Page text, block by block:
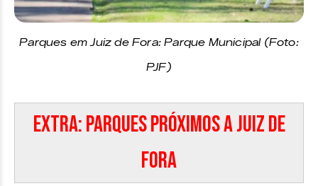
Parques em Juiz de Fora: Parque Municipal (Foto:
PJF)
Extra: Parques próximos a Juiz de
Fora